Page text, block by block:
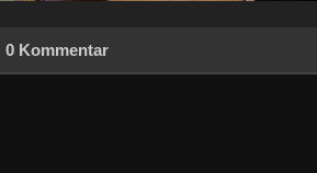
0 Kommentar